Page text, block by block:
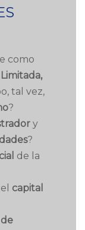
como
tal vez,
?
y
?
de la
capital